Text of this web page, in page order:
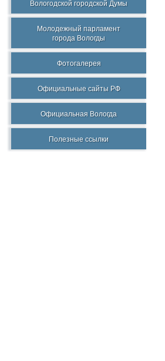
Вологодской городской Думы
Молодежный парламент
города Вологды
Фотогалерея
Официальные сайты РФ
Официальная Вологда
Полезные ссылки